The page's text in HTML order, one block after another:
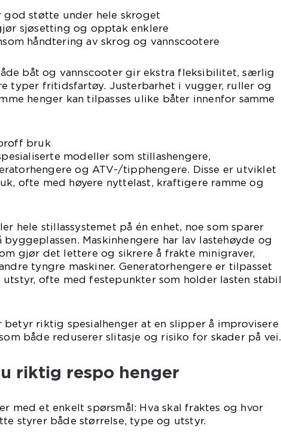
god støtte under hele skroget
sjøsetting og opptak enklere
håndtering av skrog og vannscootere
båt og vannscooter gir ekstra fleksibilitet, særlig
typer fritidsfartøy. Justerbarhet i vugger, ruller og
henger kan tilpasses ulike båter innenfor samme
bruk
modeller som stillashengere,
og ATV-/tipphengere. Disse er utviklet
ofte med høyere nyttelast, kraftigere ramme og
hele stillassystemet på én enhet, noe som sparer
Maskinhengere har lav lastehøyde og
gjør det lettere og sikrere å frakte minigraver,
tyngre maskiner. Generatorhengere er tilpasset
ofte med festepunkter som holder lasten stabil
riktig spesialhenger at en slipper å improvisere
både reduserer slitasje og risiko for skader på vei.
riktig respo henger
med et enkelt spørsmål: Hva skal fraktes og hvor
styrer både størrelse, type og utstyr.